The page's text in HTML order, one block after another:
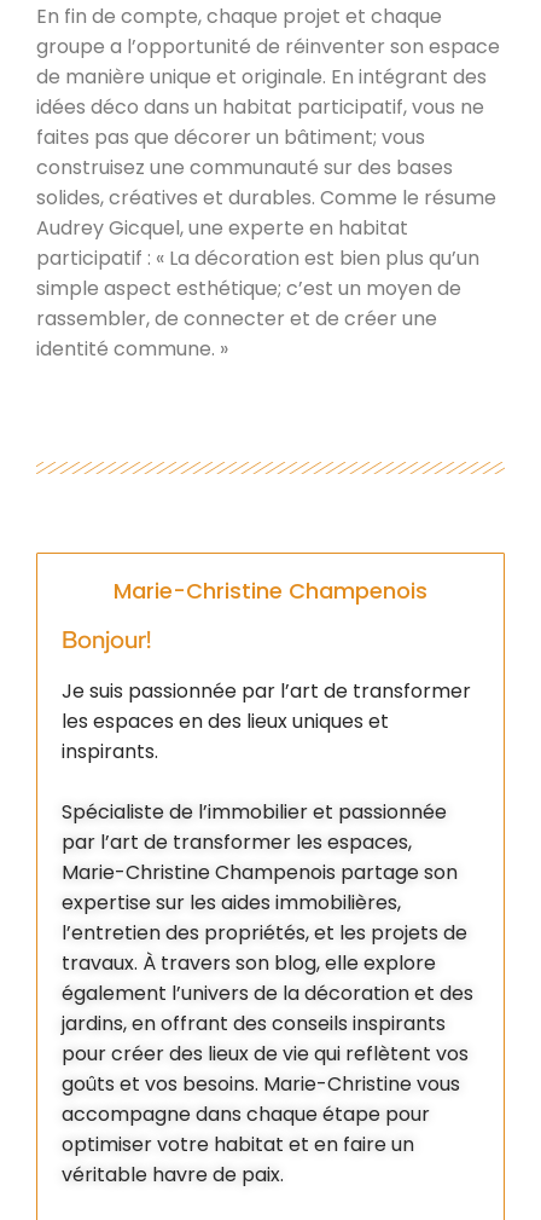
En fin de compte, chaque projet et chaque
groupe a l’opportunité de réinventer son espace
de manière unique et originale. En intégrant des
idées déco dans un habitat participatif, vous ne
faites pas que décorer un bâtiment; vous
construisez une communauté sur des bases
solides, créatives et durables. Comme le résume
Audrey Gicquel, une experte en habitat
participatif : « La décoration est bien plus qu’un
simple aspect esthétique; c’est un moyen de
rassembler, de connecter et de créer une
identité commune. »
Marie-Christine Champenois
Bonjour!
Je suis passionnée par l’art de transformer
les espaces en des lieux uniques et
inspirants.
Spécialiste de l’immobilier et passionnée
par l’art de transformer les espaces,
Marie-Christine Champenois partage son
expertise sur les aides immobilières,
l’entretien des propriétés, et les projets de
travaux. À travers son blog, elle explore
également l’univers de la décoration et des
jardins, en offrant des conseils inspirants
pour créer des lieux de vie qui reflètent vos
goûts et vos besoins. Marie-Christine vous
accompagne dans chaque étape pour
optimiser votre habitat et en faire un
véritable havre de paix.